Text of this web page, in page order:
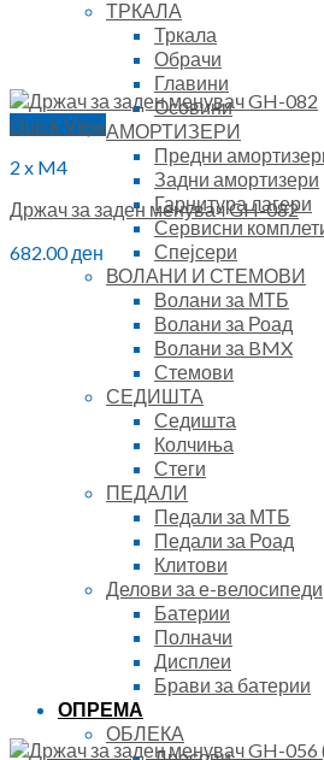
ТРКАЛА
Тркала
Обрачи
Главини
Осовини
АМОРТИЗЕРИ
Предни
Задни амортизери
Гарнитура лагери
Сервисни
Спејсери
ВОЛАНИ И СТЕМОВИ
Волани за МТБ
Волани за Роад
Волани за BMX
Стемови
СЕДИШТА
Седишта
Колчиња
Стеги
ПЕДАЛИ
Педали за МТБ
Педали за Роад
Клитови
Делови за е-велосипеди
Батерии
Полначи
Дисплеи
Брави за батерии
ОПРЕМА
ОБЛЕКА
Quick View
2 x M4
Држач за заден менувач GH-082
682.00ден